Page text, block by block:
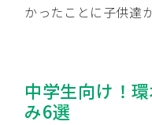
かったことに子供達
中学生向け！
み6選